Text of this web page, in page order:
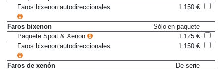
Paquete Sport & Xenón
1.125 €
Faros bixenon autodireccionales
Faros bixenon
Sólo en paquete
Paquete Sport & Xenón
1.125 €
Faros bixenon autodireccionales